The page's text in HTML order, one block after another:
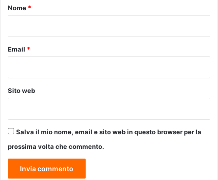
o
Nome *
Email *
Sito web
Salva il mio nome, email e sito web in questo browser per la
prossima volta che commento.